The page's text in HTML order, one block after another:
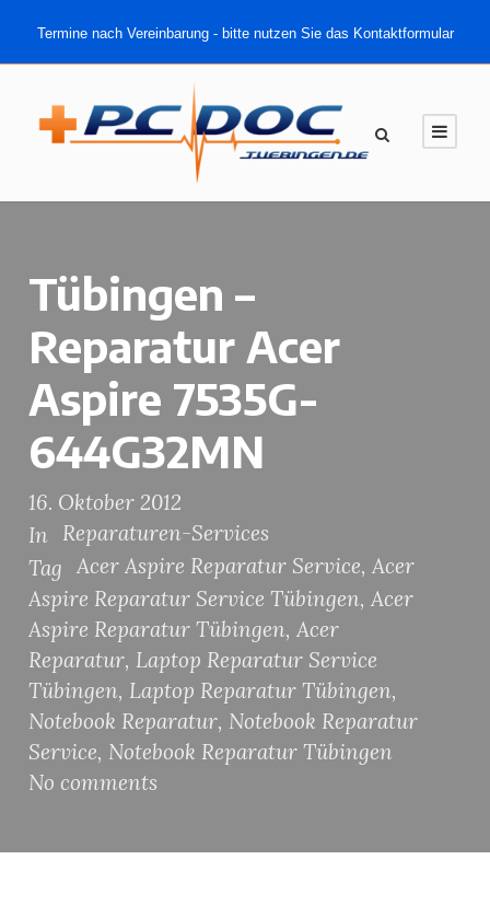
Termine nach Vereinbarung - bitte nutzen Sie das Kontaktformular
Tübingen –
Reparatur Acer
Aspire 7535G-
644G32MN
16. Oktober 2012
In
Reparaturen-Services
Tag Acer Aspire Reparatur Service, Acer
Aspire Reparatur Service Tübingen, Acer
Aspire Reparatur Tübingen, Acer
Reparatur, Laptop Reparatur Service
Tübingen, Laptop Reparatur Tübingen,
Notebook Reparatur, Notebook Reparatur
Service, Notebook Reparatur Tübingen
No comments